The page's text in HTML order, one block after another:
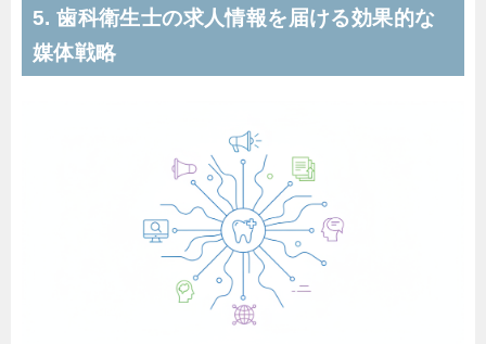
5. 歯科衛生士の求人情報を届ける効果的な
媒体戦略